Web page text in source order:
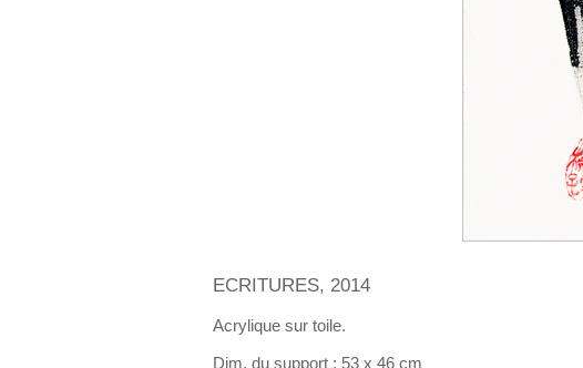
ECRITURES, 2014
Acrylique sur toile.
Dim. du support : 53 x 46 cm